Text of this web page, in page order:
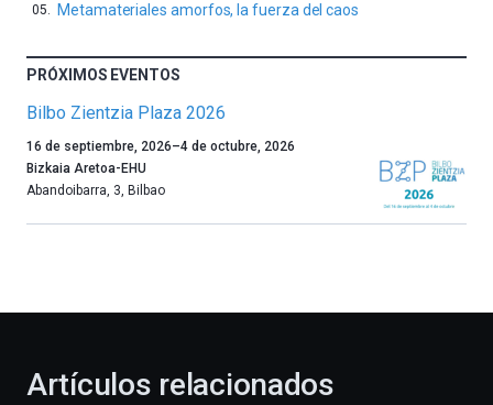
Metamateriales amorfos, la fuerza del caos
PRÓXIMOS EVENTOS
Bilbo Zientzia Plaza 2026
Un
año
más,
celebración
16 de septiembre, 2026–4 de octubre, 2026
Bizkaia Aretoa-EHU
Abandoibarra, 3, Bilbao
Artículos relacionados